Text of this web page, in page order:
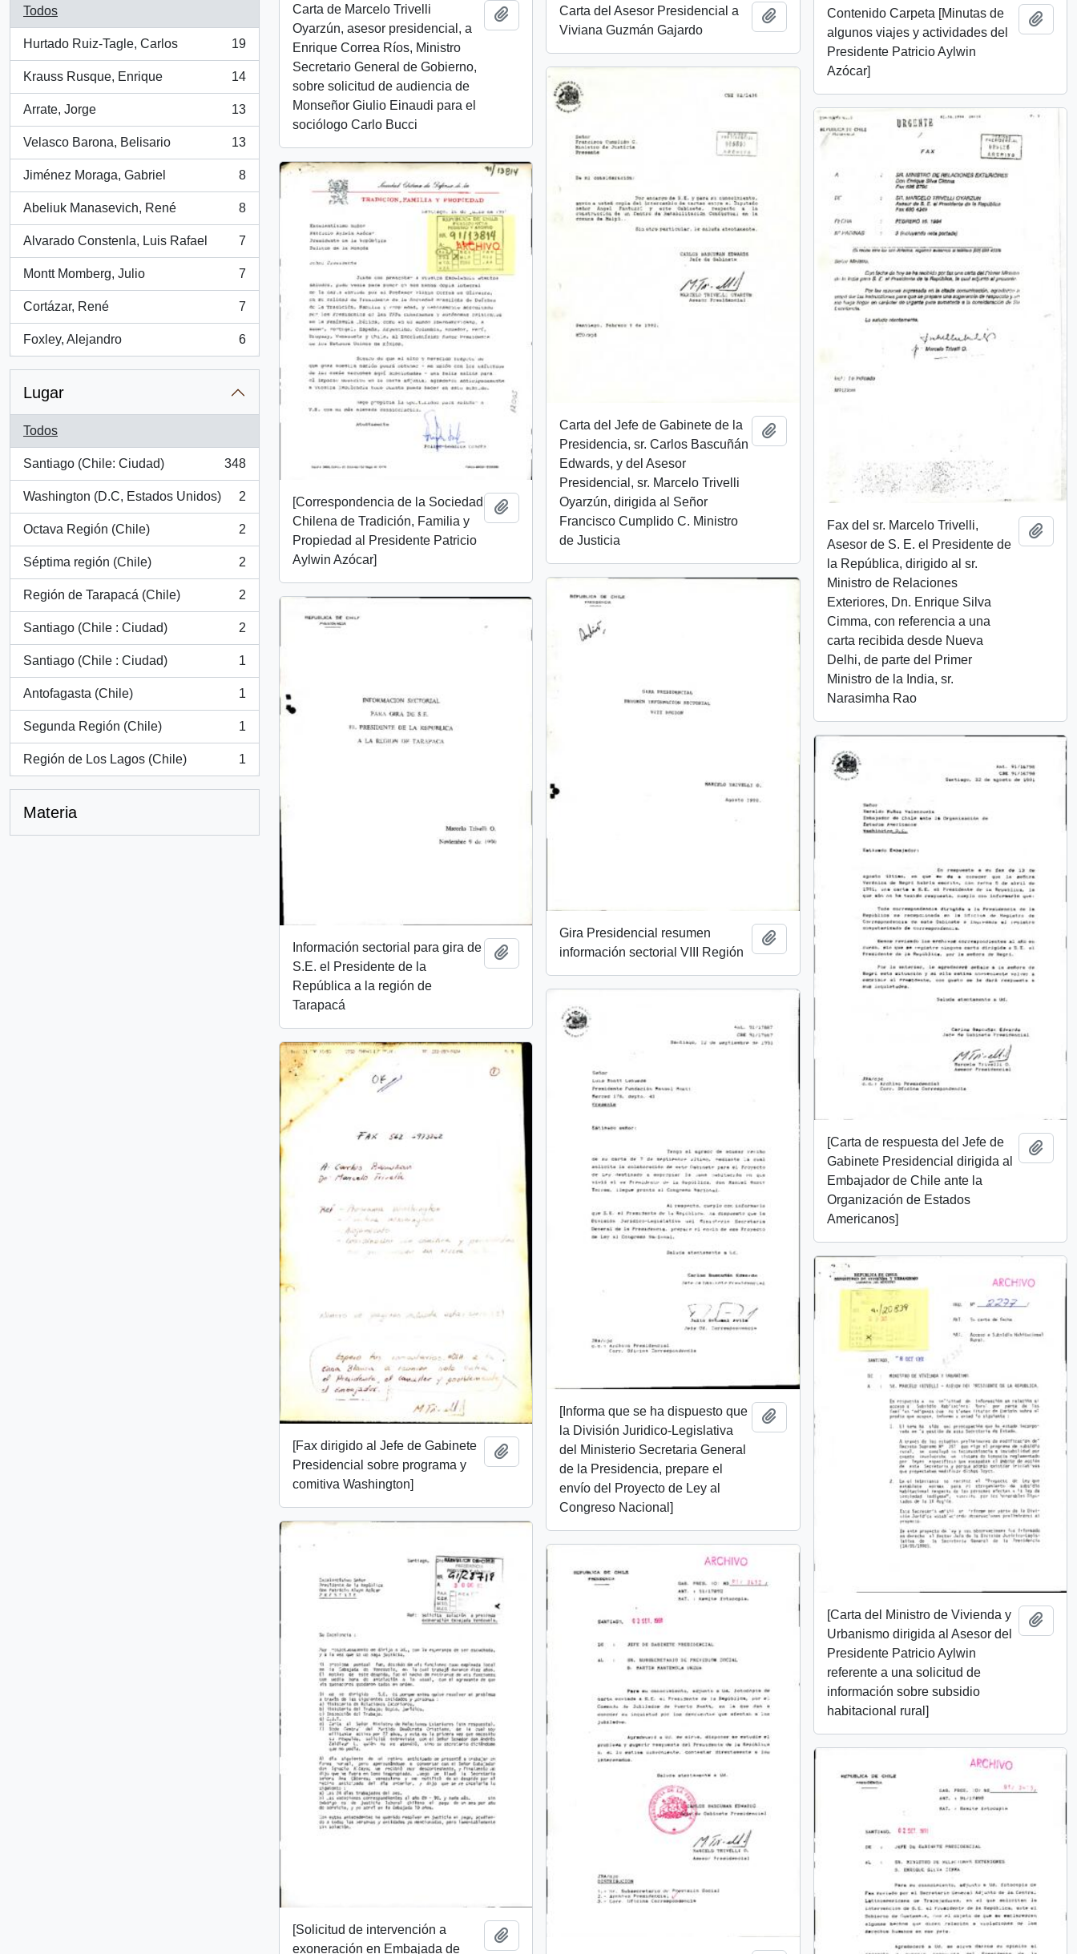
Todos
Hurtado Ruiz-Tagle, Carlos
, 19 resultados
19
Krauss Rusque, Enrique
, 14 resultados
14
Arrate, Jorge
, 13 resultados
13
Velasco Barona, Belisario
, 13 resultados
13
Jiménez Moraga, Gabriel
, 8 resultados
8
Abeliuk Manasevich, René
, 8 resultados
8
Alvarado Constenla, Luis Rafael
, 7 resultados
7
Montt Momberg, Julio
, 7 resultados
7
Cortázar, René
, 7 resultados
7
Foxley, Alejandro
, 6 resultados
6
Lugar
Todos
Santiago (Chile: Ciudad)
, 348 resultados
348
Washington (D.C, Estados Unidos)
, 2 resultados
2
Octava Región (Chile)
, 2 resultados
2
Séptima región (Chile)
, 2 resultados
2
Región de Tarapacá (Chile)
, 2 resultados
2
Santiago (Chile : Ciudad)
, 2 resultados
2
Santiago (Chile : Ciudad)
, 1 resultados
1
Antofagasta (Chile)
, 1 resultados
1
Segunda Región (Chile)
, 1 resultados
1
Región de Los Lagos (Chile)
, 1 resultados
1
Materia
Carta de Marcelo Trivelli
Oyarzún, asesor presidencial, a
Enrique Correa Ríos, Ministro
Secretario General de Gobierno,
sobre solicitud de audiencia de
Monseñor Giulio Einaudi para el
sociólogo Carlo Bucci
Añadir al portapapeles
Carta del Asesor Presidencial a
Viviana Guzmán Gajardo
Añadir al portapapeles
Contenido Carpeta [Minutas de
algunos viajes y actividades del
Presidente Patricio Aylwin
Azócar]
Carta del Jefe de Gabinete de la
Presidencia, sr. Carlos Bascuñán
Edwards, y del Asesor
Presidencial, sr. Marcelo Trivelli
Oyarzún, dirigida al Señor
Francisco Cumplido C. Ministro
de Justicia
Añadir al portapapeles
Fax del sr. Marcelo Trivelli,
Asesor de S. E. el Presidente de
la República, dirigido al sr.
Ministro de Relaciones
Exteriores, Dn. Enrique Silva
Cimma, con referencia a una
carta recibida desde Nueva
Delhi, de parte del Primer
Ministro de la India, sr.
Narasimha Rao
[Correspondencia de la Sociedad
Chilena de Tradición, Familia y
Propiedad al Presidente Patricio
Aylwin Azócar]
Añadir al portapapeles
Gira Presidencial resumen
información sectorial VIII Región
Añadir al portapapeles
Información sectorial para gira de
S.E. el Presidente de la
República a la región de
Tarapacá
Añadir al portapapeles
[Carta de respuesta del Jefe de
Gabinete Presidencial dirigida al
Embajador de Chile ante la
Organización de Estados
Americanos]
[Informa que se ha dispuesto que
la División Juridico-Legislativa
del Ministerio Secretaria General
de la Presidencia, prepare el
envío del Proyecto de Ley al
Congreso Nacional]
Añadir al portapapeles
[Fax dirigido al Jefe de Gabinete
Presidencial sobre programa y
comitiva Washington]
Añadir al portapapeles
[Carta del Ministro de Vivienda y
Urbanismo dirigida al Asesor del
Presidente Patricio Aylwin
referente a una solicitud de
información sobre subsidio
habitacional rural]
[Solicitud de intervención a
exoneración en Embajada de